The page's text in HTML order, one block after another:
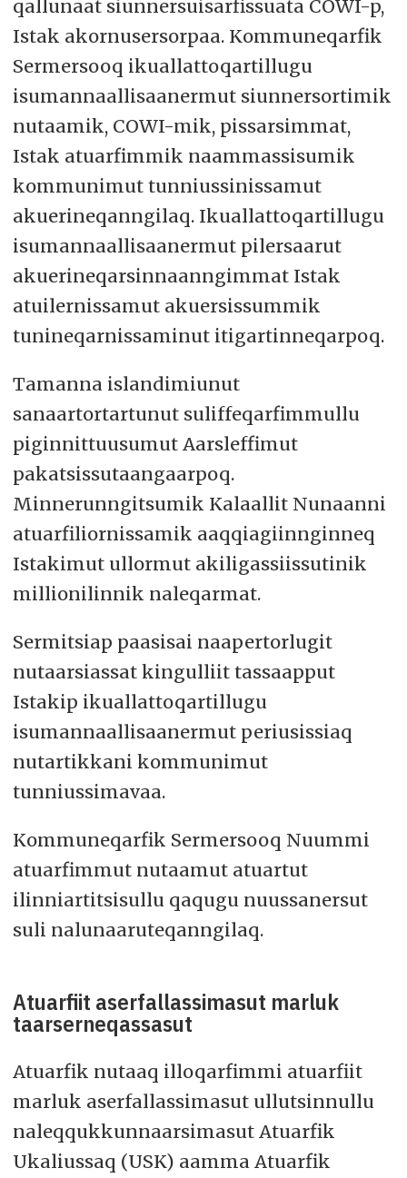
qallunaat siunnersuisarfissuata COWI-p,
Istak akornusersorpaa. Kommuneqarfik
Sermersooq ikuallattoqartillugu
isumannaallisaanermut siunnersortimik
nutaamik, COWI-mik, pissarsimmat,
Istak atuarfimmik naammassisumik
kommunimut tunniussinissamut
akuerineqanngilaq. Ikuallattoqartillugu
isumannaallisaanermut pilersaarut
akuerineqarsinnaanngimmat Istak
atuilernissamut akuersissummik
tunineqarnissaminut itigartinneqarpoq.
Tamanna islandimiunut
sanaartortartunut suliffeqarfimmullu
piginnittuusumut Aarsleffimut
pakatsissutaangaarpoq.
Minnerunngitsumik Kalaallit Nunaanni
atuarfiliornissamik aaqqiagiinnginneq
Istakimut ullormut akiligassiissutinik
millionilinnik naleqarmat.
Sermitsiap paasisai naapertorlugit
nutaarsiassat kingulliit tassaapput
Istakip ikuallattoqartillugu
isumannaallisaanermut periusissiaq
nutartikkani kommunimut
tunniussimavaa.
Kommuneqarfik Sermersooq Nuummi
atuarfimmut nutaamut atuartut
ilinniartitsisullu qaqugu nuussanersut
suli nalunaaruteqanngilaq.
Atuarfiit aserfallassimasut marluk
taarserneqassasut
Atuarfik nutaaq illoqarfimmi atuarfiit
marluk aserfallassimasut ullutsinnullu
naleqqukkunnaarsimasut Atuarfik
Ukaliussaq (USK) aamma Atuarfik